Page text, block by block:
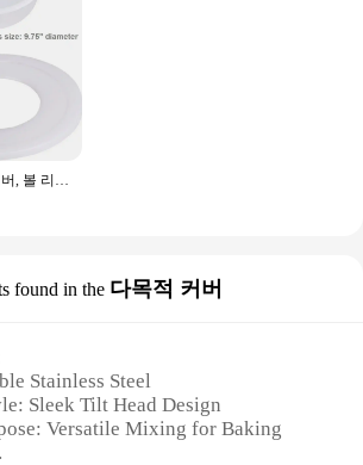
found in the 다목적 커버
Stainless Steel
Sleek Tilt Head Design
Versatile Mixing for Baking